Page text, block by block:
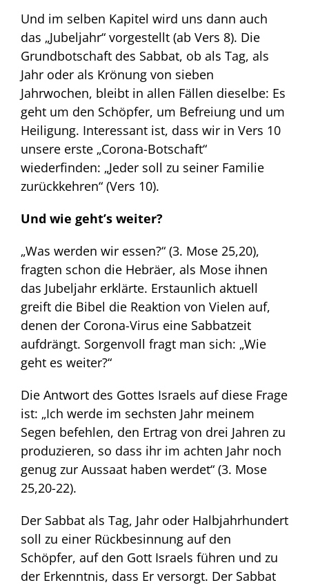
Und im selben Kapitel wird uns dann auch
das „Jubeljahr“ vorgestellt (ab Vers 8). Die
Grundbotschaft des Sabbat, ob als Tag, als
Jahr oder als Krönung von sieben
Jahrwochen, bleibt in allen Fällen dieselbe: Es
geht um den Schöpfer, um Befreiung und um
Heiligung. Interessant ist, dass wir in Vers 10
unsere erste „Corona-Botschaft“
wiederfinden: „Jeder soll zu seiner Familie
zurückkehren“ (Vers 10).
Und wie geht’s weiter?
„Was werden wir essen?“ (3. Mose 25,20),
fragten schon die Hebräer, als Mose ihnen
das Jubeljahr erklärte. Erstaunlich aktuell
greift die Bibel die Reaktion von Vielen auf,
denen der Corona-Virus eine Sabbatzeit
aufdrängt. Sorgenvoll fragt man sich: „Wie
geht es weiter?“
Die Antwort des Gottes Israels auf diese Frage
ist: „Ich werde im sechsten Jahr meinem
Segen befehlen, den Ertrag von drei Jahren zu
produzieren, so dass ihr im achten Jahr noch
genug zur Aussaat haben werdet“ (3. Mose
25,20-22).
Der Sabbat als Tag, Jahr oder Halbjahrhundert
soll zu einer Rückbesinnung auf den
Schöpfer, auf den Gott Israels führen und zu
der Erkenntnis, dass Er versorgt. Der Sabbat